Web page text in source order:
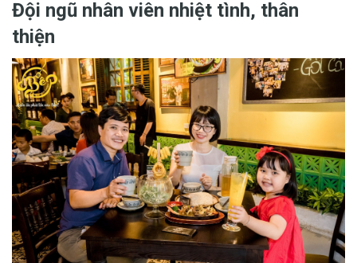
Đội ngũ nhân viên nhiệt tình, thân
thiện